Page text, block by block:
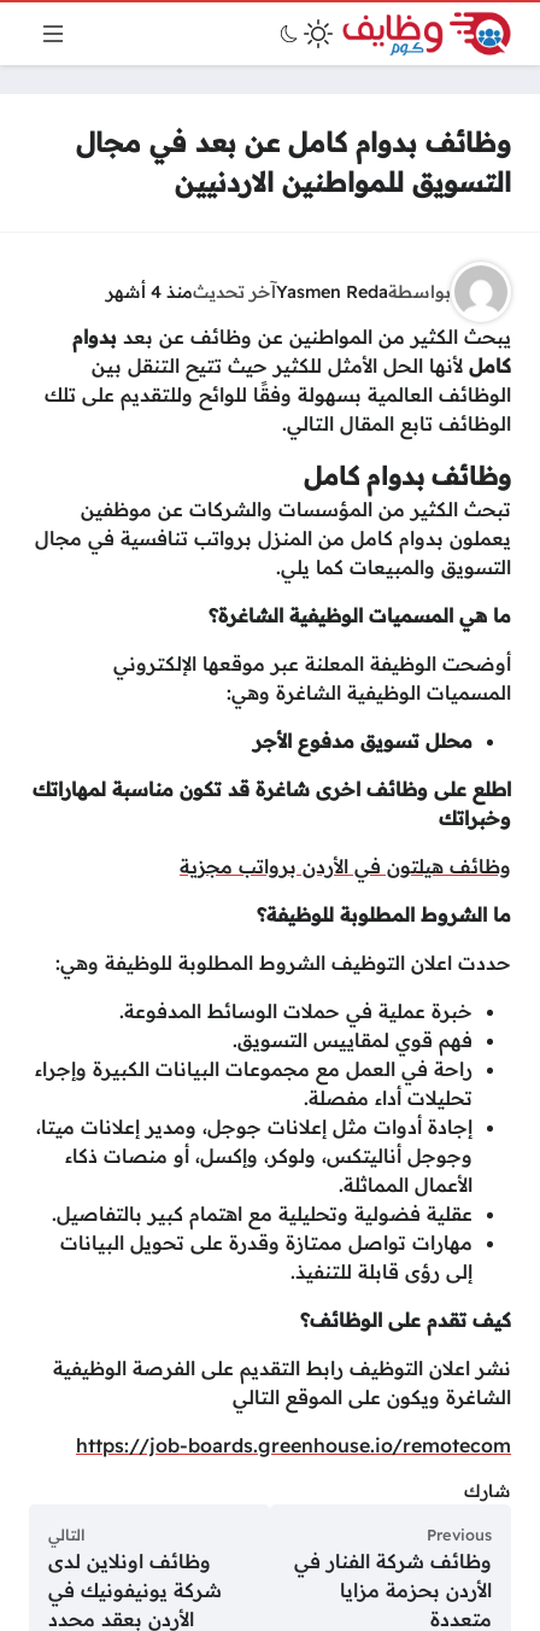
وظائف بدوام كامل عن بعد في مجال
التسويق للمواطنين الاردنيين
بواسطةYasmen Redaآخر تحديثمنذ 4 أشهر
يبحث الكثير من المواطنين عن وظائف عن بعد بدوام
كامل لأنها الحل الأمثل للكثير حيث تتيح التنقل بين
الوظائف العالمية بسهولة وفقًا للوائح وللتقديم على تلك
الوظائف تابع المقال التالي.
وظائف بدوام كامل
تبحث الكثير من المؤسسات والشركات عن موظفين
يعملون بدوام كامل من المنزل برواتب تنافسية في مجال
التسويق والمبيعات كما يلي.
ما هي المسميات الوظيفية الشاغرة؟
أوضحت الوظيفة المعلنة عبر موقعها الإلكتروني
المسميات الوظيفية الشاغرة وهي:
محلل تسويق مدفوع الأجر
اطلع على وظائف اخرى شاغرة قد تكون مناسبة لمهاراتك
وخبراتك
وظائف هيلتون في الأردن برواتب مجزية
ما الشروط المطلوبة للوظيفة؟
حددت اعلان التوظيف الشروط المطلوبة للوظيفة وهي:
خبرة عملية في حملات الوسائط المدفوعة.
فهم قوي لمقاييس التسويق.
راحة في العمل مع مجموعات البيانات الكبيرة وإجراء
تحليلات أداء مفصلة.
إجادة أدوات مثل إعلانات جوجل، ومدير إعلانات ميتا،
وجوجل أناليتكس، ولوكر، وإكسل، أو منصات ذكاء
الأعمال المماثلة.
عقلية فضولية وتحليلية مع اهتمام كبير بالتفاصيل.
مهارات تواصل ممتازة وقدرة على تحويل البيانات
إلى رؤى قابلة للتنفيذ.
كيف تقدم على الوظائف؟
نشر اعلان التوظيف رابط التقديم على الفرصة الوظيفية
الشاغرة ويكون على الموقع التالي
https://job-boards.greenhouse.io/remotecom
شارك
Previous
وظائف شركة الفنار في
الأردن بحزمة مزايا
متعددة
التالي
وظائف اونلاين لدى
شركة يونيفونيك في
الأردن بعقد محدد